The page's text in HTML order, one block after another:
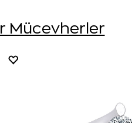
Mücevherler